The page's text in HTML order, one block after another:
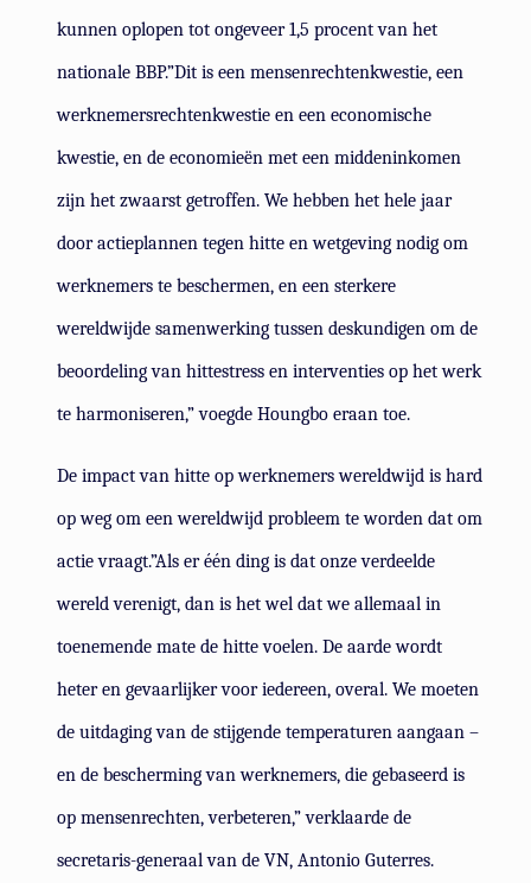
kunnen oplopen tot ongeveer 1,5 procent van het
nationale BBP.”Dit is een mensenrechtenkwestie, een
werknemersrechtenkwestie en een economische
kwestie, en de economieën met een middeninkomen
zijn het zwaarst getroffen. We hebben het hele jaar
door actieplannen tegen hitte en wetgeving nodig om
werknemers te beschermen, en een sterkere
wereldwijde samenwerking tussen deskundigen om de
beoordeling van hittestress en interventies op het werk
te harmoniseren,” voegde Houngbo eraan toe.
De impact van hitte op werknemers wereldwijd is hard
op weg om een wereldwijd probleem te worden dat om
actie vraagt.”Als er één ding is dat onze verdeelde
wereld verenigt, dan is het wel dat we allemaal in
toenemende mate de hitte voelen. De aarde wordt
heter en gevaarlijker voor iedereen, overal. We moeten
de uitdaging van de stijgende temperaturen aangaan –
en de bescherming van werknemers, die gebaseerd is
op mensenrechten, verbeteren,” verklaarde de
secretaris-generaal van de VN, Antonio Guterres.